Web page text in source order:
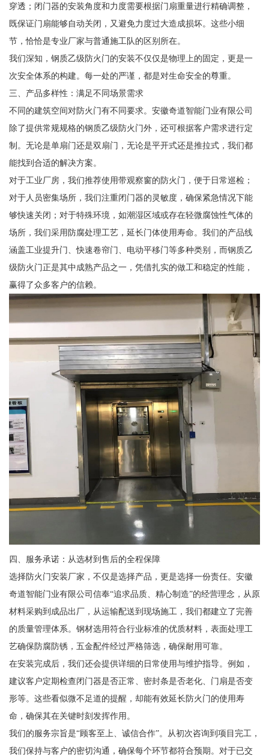
穿透；闭门器的安装角度和力度需要根据门扇重量进行精确调整，
既保证门扇能够自动关闭，又避免力度过大造成损坏。这些小细
节，恰恰是专业厂家与普通施工队的区别所在。
我们深知，钢质乙级防火门的安装不仅仅是物理上的固定，更是一
次安全体系的构建。每一处的严谨，都是对生命安全的尊重。
三、产品多样性：满足不同场景需求
不同的建筑空间对防火门有不同要求。安徽奇道智能门业有限公司
除了提供常规规格的钢质乙级防火门外，还可根据客户需求进行定
制。无论是单扇门还是双扇门，无论是平开式还是推拉式，我们都
能找到合适的解决方案。
对于工业厂房，我们推荐使用带观察窗的防火门，便于日常巡检；
对于人员密集场所，我们注重闭门器的灵敏度，确保紧急情况下能
够快速关闭；对于特殊环境，如潮湿区域或存在轻微腐蚀性气体的
场所，我们采用防腐处理工艺，延长门体使用寿命。我们的产品线
涵盖工业提升门、快速卷帘门、电动平移门等多种类别，而钢质乙
级防火门正是其中成熟产品之一，凭借扎实的做工和稳定的性能，
赢得了众多客户的信赖。
四、服务承诺：从选材到售后的全程保障
选择防火门安装厂家，不仅是选择产品，更是选择一份责任。安徽
奇道智能门业有限公司信奉“追求品质、精心制造”的经营理念，从原
材料采购到成品出厂，从运输配送到现场施工，我们都建立了完善
的质量管理体系。钢材选用符合行业标准的优质材料，表面处理工
艺确保防腐防锈，五金配件经过严格筛选，确保耐用可靠。
在安装完成后，我们还会提供详细的日常使用与维护指导。例如，
建议客户定期检查闭门器是否正常、密封条是否老化、门扇是否变
形等。这些看似微不足道的提醒，却能有效延长防火门的使用寿
命，确保其在关键时刻发挥作用。
我们的服务宗旨是“顾客至上、诚信合作”。从初次咨询到项目完工，
我们保持与客户的密切沟通，确保每个环节都符合预期。对于已交